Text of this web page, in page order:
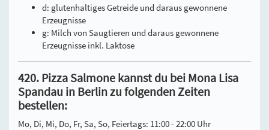
d: glutenhaltiges Getreide und daraus gewonnene
Erzeugnisse
g: Milch von Saugtieren und daraus gewonnene
Erzeugnisse inkl. Laktose
420. Pizza Salmone kannst du bei Mona Lisa
Spandau in Berlin zu folgenden Zeiten
bestellen:
Mo, Di, Mi, Do, Fr, Sa, So, Feiertags: 11:00 - 22:00 Uhr